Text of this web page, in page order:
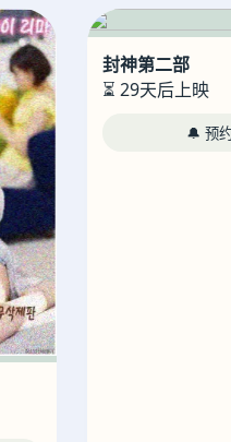
封神第二部
⏳ 29天后上映
🔔 预